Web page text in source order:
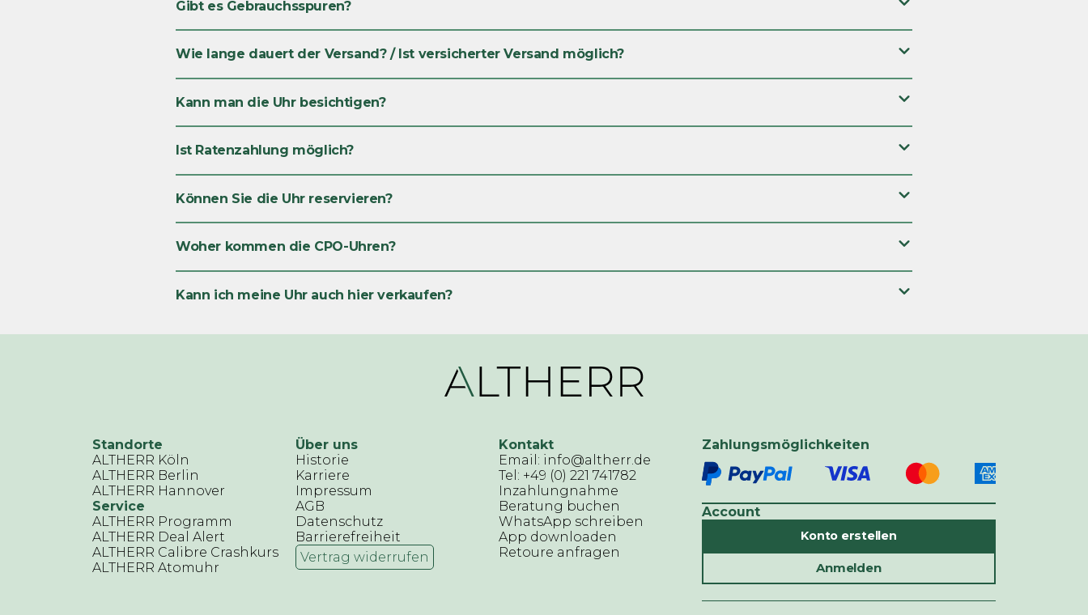
Gibt es Gebrauchsspuren?
Wie lange dauert der Versand? / Ist versicherter Versand möglich?
Kann man die Uhr besichtigen?
Ist Ratenzahlung möglich?
Können Sie die Uhr reservieren?
Woher kommen die CPO-Uhren?
Kann ich meine Uhr auch hier verkaufen?
Standorte
ALTHERR Köln
ALTHERR Berlin
ALTHERR Hannover
Service
ALTHERR Programm
ALTHERR Deal Alert
ALTHERR Calibre Crashkurs
ALTHERR Atomuhr
Über uns
Historie
Karriere
Impressum
AGB
Datenschutz
Barrierefreiheit
Vertrag widerrufen
Kontakt
Email: info@altherr.de
Tel: +49 (0) 221 741782
Inzahlungnahme
Beratung buchen
WhatsApp schreiben
App downloaden
Retoure anfragen
Zahlungsmöglichkeiten
Account
Konto erstellen
Anmelden